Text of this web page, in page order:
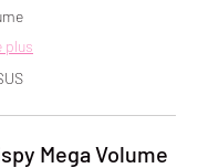
plus
Mega Volume